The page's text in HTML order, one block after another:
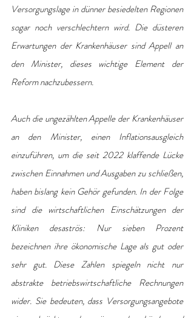
Versorgungslage in dünner besiedelten Regionen
sogar noch verschlechtern wird. Die düsteren
Erwartungen der Krankenhäuser sind Appell an
den Minister, dieses wichtige Element der
Reform nachzubessern.
Auch die ungezählten Appelle der Krankenhäuser
an den Minister, einen Inflationsausgleich
einzuführen, um die seit 2022 klaffende Lücke
zwischen Einnahmen und Ausgaben zu schließen,
haben bislang kein Gehör gefunden. In der Folge
sind die wirtschaftlichen Einschätzungen der
Kliniken desaströs: Nur sieben Prozent
bezeichnen ihre ökonomische Lage als gut oder
sehr gut. Diese Zahlen spiegeln nicht nur
abstrakte betriebswirtschaftliche Rechnungen
wider. Sie bedeuten, dass Versorgungsangebote